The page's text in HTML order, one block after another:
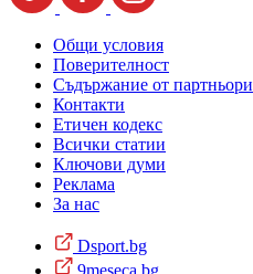
Общи условия
Поверителност
Съдържание от партньори
Контакти
Етичен кодекс
Всички статии
Ключови думи
Реклама
За нас
Dsport.bg
9meseca.bg